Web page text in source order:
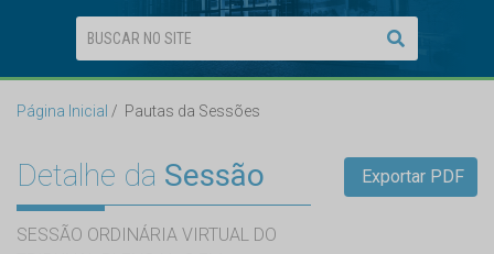
Página Inicial Pautas da Sessões
Detalhe da Sessão
SESSÃO ORDINÁRIA VIRTUAL DO
Exportar PDF